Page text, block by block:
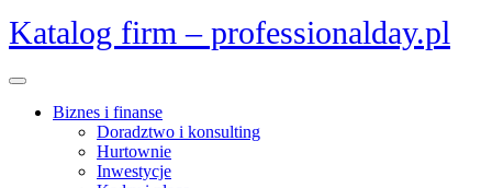
Skip
to
Katalog firm – professionalday.pl
Open
Biznes i finanse
Doradztwo i konsulting
Hurtownie
Inwestycje